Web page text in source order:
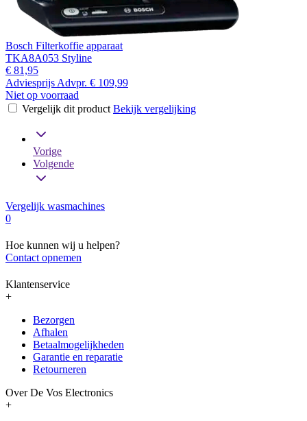
Bosch Filterkoffie apparaat
TKA8A053 Styline
€ 81,95
Adviesprijs Advpr. € 109,99
Niet op voorraad
Vergelijk dit product Bekijk vergelijking
Vorige
Volgende
Vergelijk wasmachines
0
Hoe kunnen wij u helpen?
Contact opnemen
Klantenservice
+
Bezorgen
Afhalen
Betaalmogelijkheden
Garantie en reparatie
Retourneren
Over De Vos Electronics
+